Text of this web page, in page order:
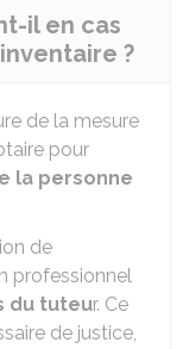
il en cas
?
de la mesure
pour
la personne
de
professionnel
du tuteur. Ce
de justice,